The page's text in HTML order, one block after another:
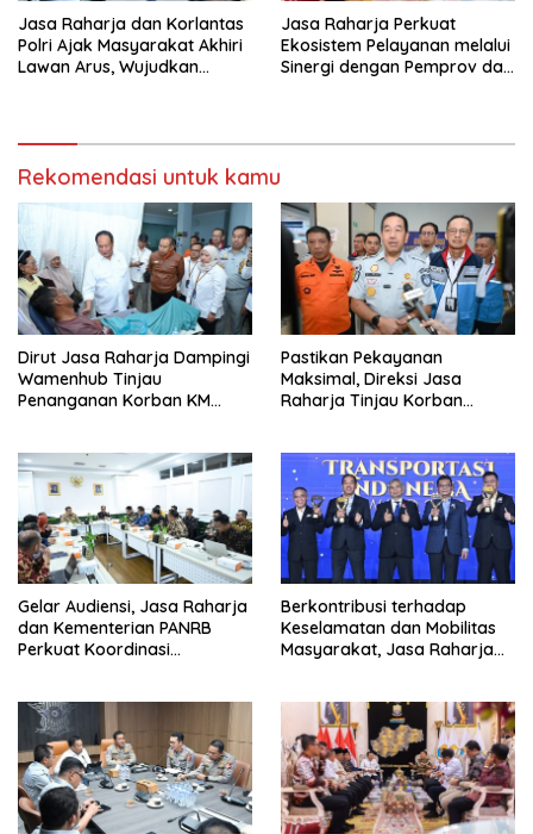
Jasa Raharja dan Korlantas
Polri Ajak Masyarakat Akhiri
Lawan Arus, Wujudkan
Jasa Raharja Perkuat
Ekosistem Pelayanan melalui
Sinergi dengan Pemprov dan
Rekomendasi untuk kamu
Dirut Jasa Raharja Dampingi
Wamenhub Tinjau
Penanganan Korban KM
Pastikan Pekayanan
Maksimal, Direksi Jasa
Raharja Tinjau Korban
Gelar Audiensi, Jasa Raharja
dan Kementerian PANRB
Perkuat Koordinasi
Berkontribusi terhadap
Keselamatan dan Mobilitas
Masyarakat, Jasa Raharja
Awards 2026